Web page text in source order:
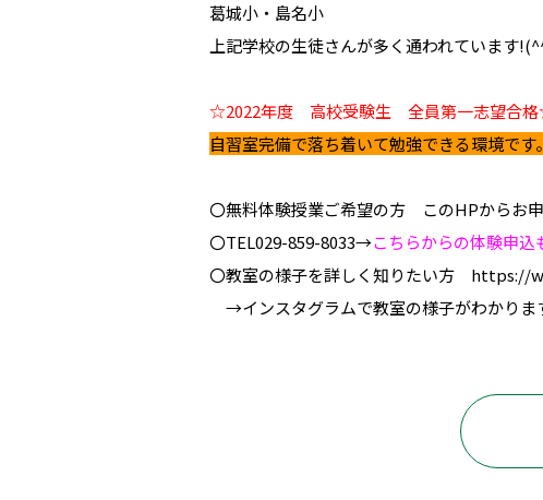
葛城小・島名小
上記学校の生徒さんが多く通われています
☆2022年度 高校受験生 全員第一志望合
自習室完備で落ち着いて勉強できる環境です。
〇無料体験授業ご希望の方 このHPからお申
〇TEL029-859-8033→こちらからの体験申込
〇教室の様子を詳しく知りたい方
→インスタグラムで教室の様子がわかりま